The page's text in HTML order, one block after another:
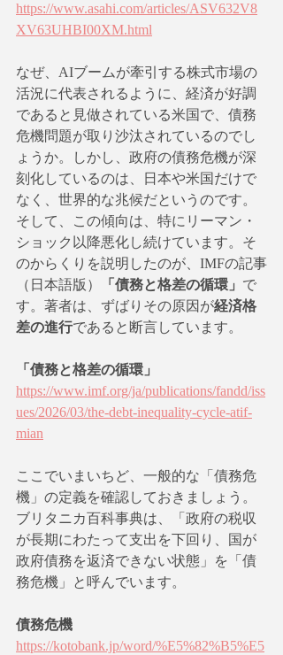
https://www.asahi.com/articles/ASV632V8
XV63UHBI00XM.html
なぜ、AIブームが牽引する株式市場の
活況に代表されるように、経済が好調
であると見做されている米国で、債務
危機問題が取り沙汰されているのでし
ょうか。しかし、政府の債務危機が深
刻化しているのは、日本や米国だけで
なく、世界的な兆候だというのです。
そして、この傾向は、特にリーマン・
ショック以降悪化し続けています。そ
のからくりを説明したのが、IMFの記事
（日本語版）
「債務と格差の循環」 で
す。著者は、ずばりその原因が経済格
差の進行であると断言しています。
「債務と格差の循環」
https://www.imf.org/ja/publications/fandd/iss
ues/2026/03/the-debt-inequality-cycle-atif-
mian
ここでいまいちど、一般的な「債務危
機」の定義を確認しておきましょう。
ブリタニカ百科事典は、「政府の税収
が長期にわたって支出を下回り、国が
政府債務を返済できない状態」を「債
務危機」と呼んでいます。
債務危機
https://kotobank.jp/word/%E5%82%B5%E5